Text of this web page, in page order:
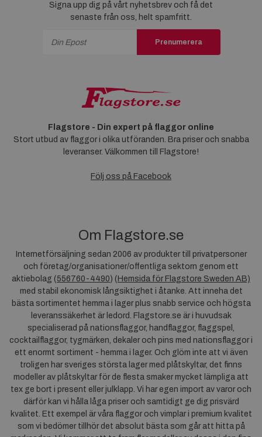
Signa upp dig på vårt nyhetsbrev och få det
senaste från oss, helt spamfritt.
Prenumerera
Flagstore - Din expert på flaggor online
Stort utbud av flaggor i olika utföranden. Bra priser och snabba
leveranser. Välkommen till Flagstore!
Följ oss på Facebook
Om Flagstore.se
Internetförsäljning sedan 2006 av produkter till privatpersoner
och företag/organisationer/offentliga sektorn genom ett
aktiebolag (556760-4490) ( Hemsida för Flagstore Sweden AB)
med stabil ekonomisk långsiktighet i åtanke. Att inneha det
bästa sortimentet hemma i lager plus snabb service och högsta
leveranssäkerhet är ledord. Flagstore.se är i huvudsak
specialiserad på nationsflaggor, handflaggor, flaggspel,
cocktailflaggor, tygmärken, dekaler och pins med nationsflaggor i
ett enormt sortiment - hemma i lager. Och glöm inte att vi även
troligen har sveriges största lager med plåtskyltar, det finns
modeller av plåtskyltar för de flesta smaker mycket lämpliga att
tex ge bort i present eller julklapp. Vi har egen import av varor och
därför kan vi hålla låga priser och samtidigt ge dig prisvärd
kvalitet. Ett exempel är våra flaggor och vimplar i premium kvalitet
som vi bedömer tillhör det absolut bästa som går att hitta på